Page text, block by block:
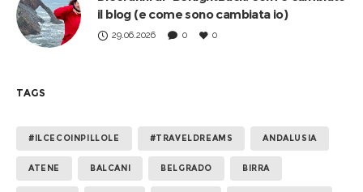
il blog (e come sono cambiata io)
29.06.2026 0 0
TAGS
#ILCECOINPILLOLE #TRAVELDREAMS ANDALUSIA
ATENE BALCANI BELGRADO BIRRA